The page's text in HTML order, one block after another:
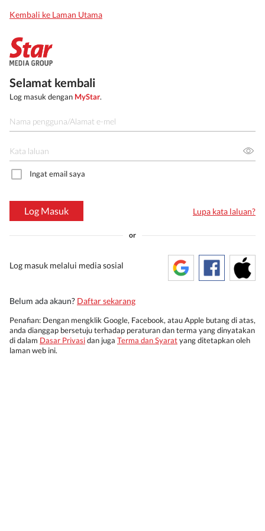
Kembali ke Laman Utama
Selamat kembali
Log masuk dengan MyStar.
Ingat email saya
Log Masuk Lupa kata laluan?
or
Log masuk melalui media sosial
Belum ada akaun? Daftar sekarang
Penafian: Dengan mengklik Google, Facebook, atau Apple butang di atas,
anda dianggap bersetuju terhadap peraturan dan terma yang dinyatakan
di dalam Dasar Privasidan juga Terma dan Syaratyang ditetapkan oleh
laman web ini.